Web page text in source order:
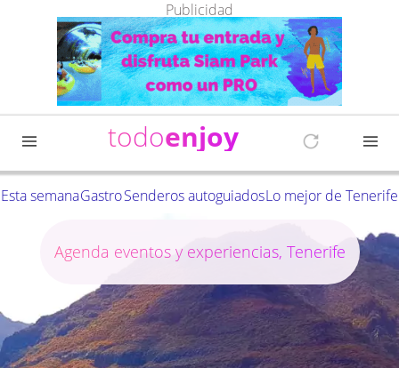
Publicidad
todoenjoy
Esta semanaGastroSenderos autoguiadosLo mejor de Tenerife
Agenda eventos y experiencias, Tenerife